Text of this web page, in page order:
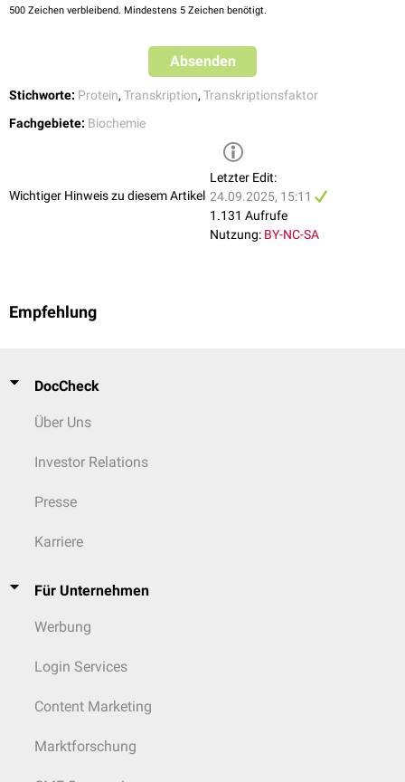
113(4):495-506. 2003
Requires a SWI/SNF Complex for Proliferation Arrest
500 Zeichen verbleibend. Mindestens 5 Zeichen benötigt.
Absenden
Stichworte: Protein, Transkription, Transkriptionsfaktor
Fachgebiete: Biochemie
Wichtiger Hinweis zu diesem Artikel
Letzter Edit:
24.09.2025, 15:11
1.131 Aufrufe
Nutzung: BY-NC-SA
Empfehlung
DocCheck
Über Uns
Investor Relations
Presse
Karriere
Für Unternehmen
Werbung
Login Services
Content Marketing
Marktforschung